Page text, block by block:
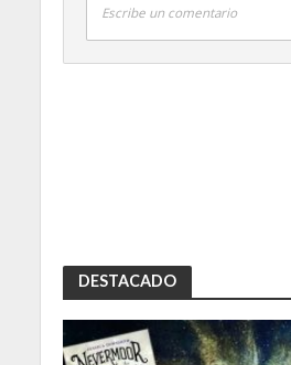
Escribe un comentario
DESTACADO